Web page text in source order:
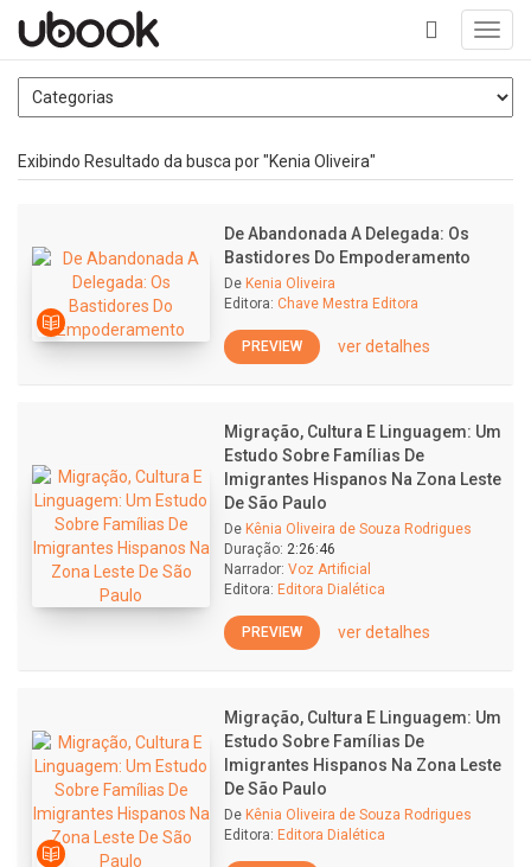
+
Exibindo Resultado da busca por "Kenia Oliveira"
De Abandonada A Delegada: Os
Bastidores Do Empoderamento
De Kenia Oliveira
Editora: Chave Mestra Editora
PREVIEW ver detalhes
Migração, Cultura E Linguagem: Um
Estudo Sobre Famílias De
Imigrantes Hispanos Na Zona Leste
De São Paulo
De Kênia Oliveira de Souza Rodrigues
Duração: 2:26:46
Narrador: Voz Artificial
Editora: Editora Dialética
PREVIEW ver detalhes
Migração, Cultura E Linguagem: Um
Estudo Sobre Famílias De
Imigrantes Hispanos Na Zona Leste
De São Paulo
De Kênia Oliveira de Souza Rodrigues
Editora: Editora Dialética